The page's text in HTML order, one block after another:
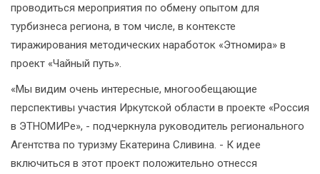
проводиться мероприятия по обмену опытом для
турбизнеса региона, в том числе, в контексте
тиражирования методических наработок «Этномира» в
проект «Чайный путь».
«Мы видим очень интересные, многообещающие
перспективы участия Иркутской области в проекте «Россия
в ЭТНОМИРе», - подчеркнула руководитель регионального
Агентства по туризму Екатерина Сливина. - К идее
включиться в этот проект положительно отнесся